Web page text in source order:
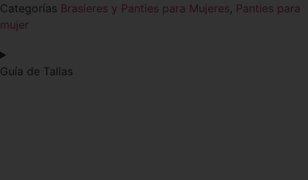
Categorías Brasieres y Panties para Mujeres, Panties para
mujer
Guía de Tallas